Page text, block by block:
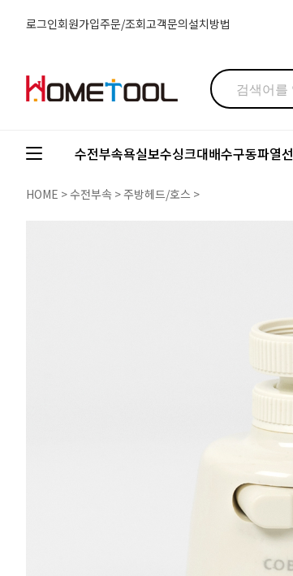
로그인회원가입주문/조회고객문의설치방법
수전부속욕실보수싱크대배수구동파열선
HOME >수전부속 >주방헤드/호스 >